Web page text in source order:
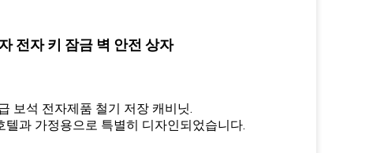
전자 키 잠금 벽 안전 상자
보석 전자제품 철기 저장 캐비닛.
과 가정용으로 특별히 디자인되었습니다.